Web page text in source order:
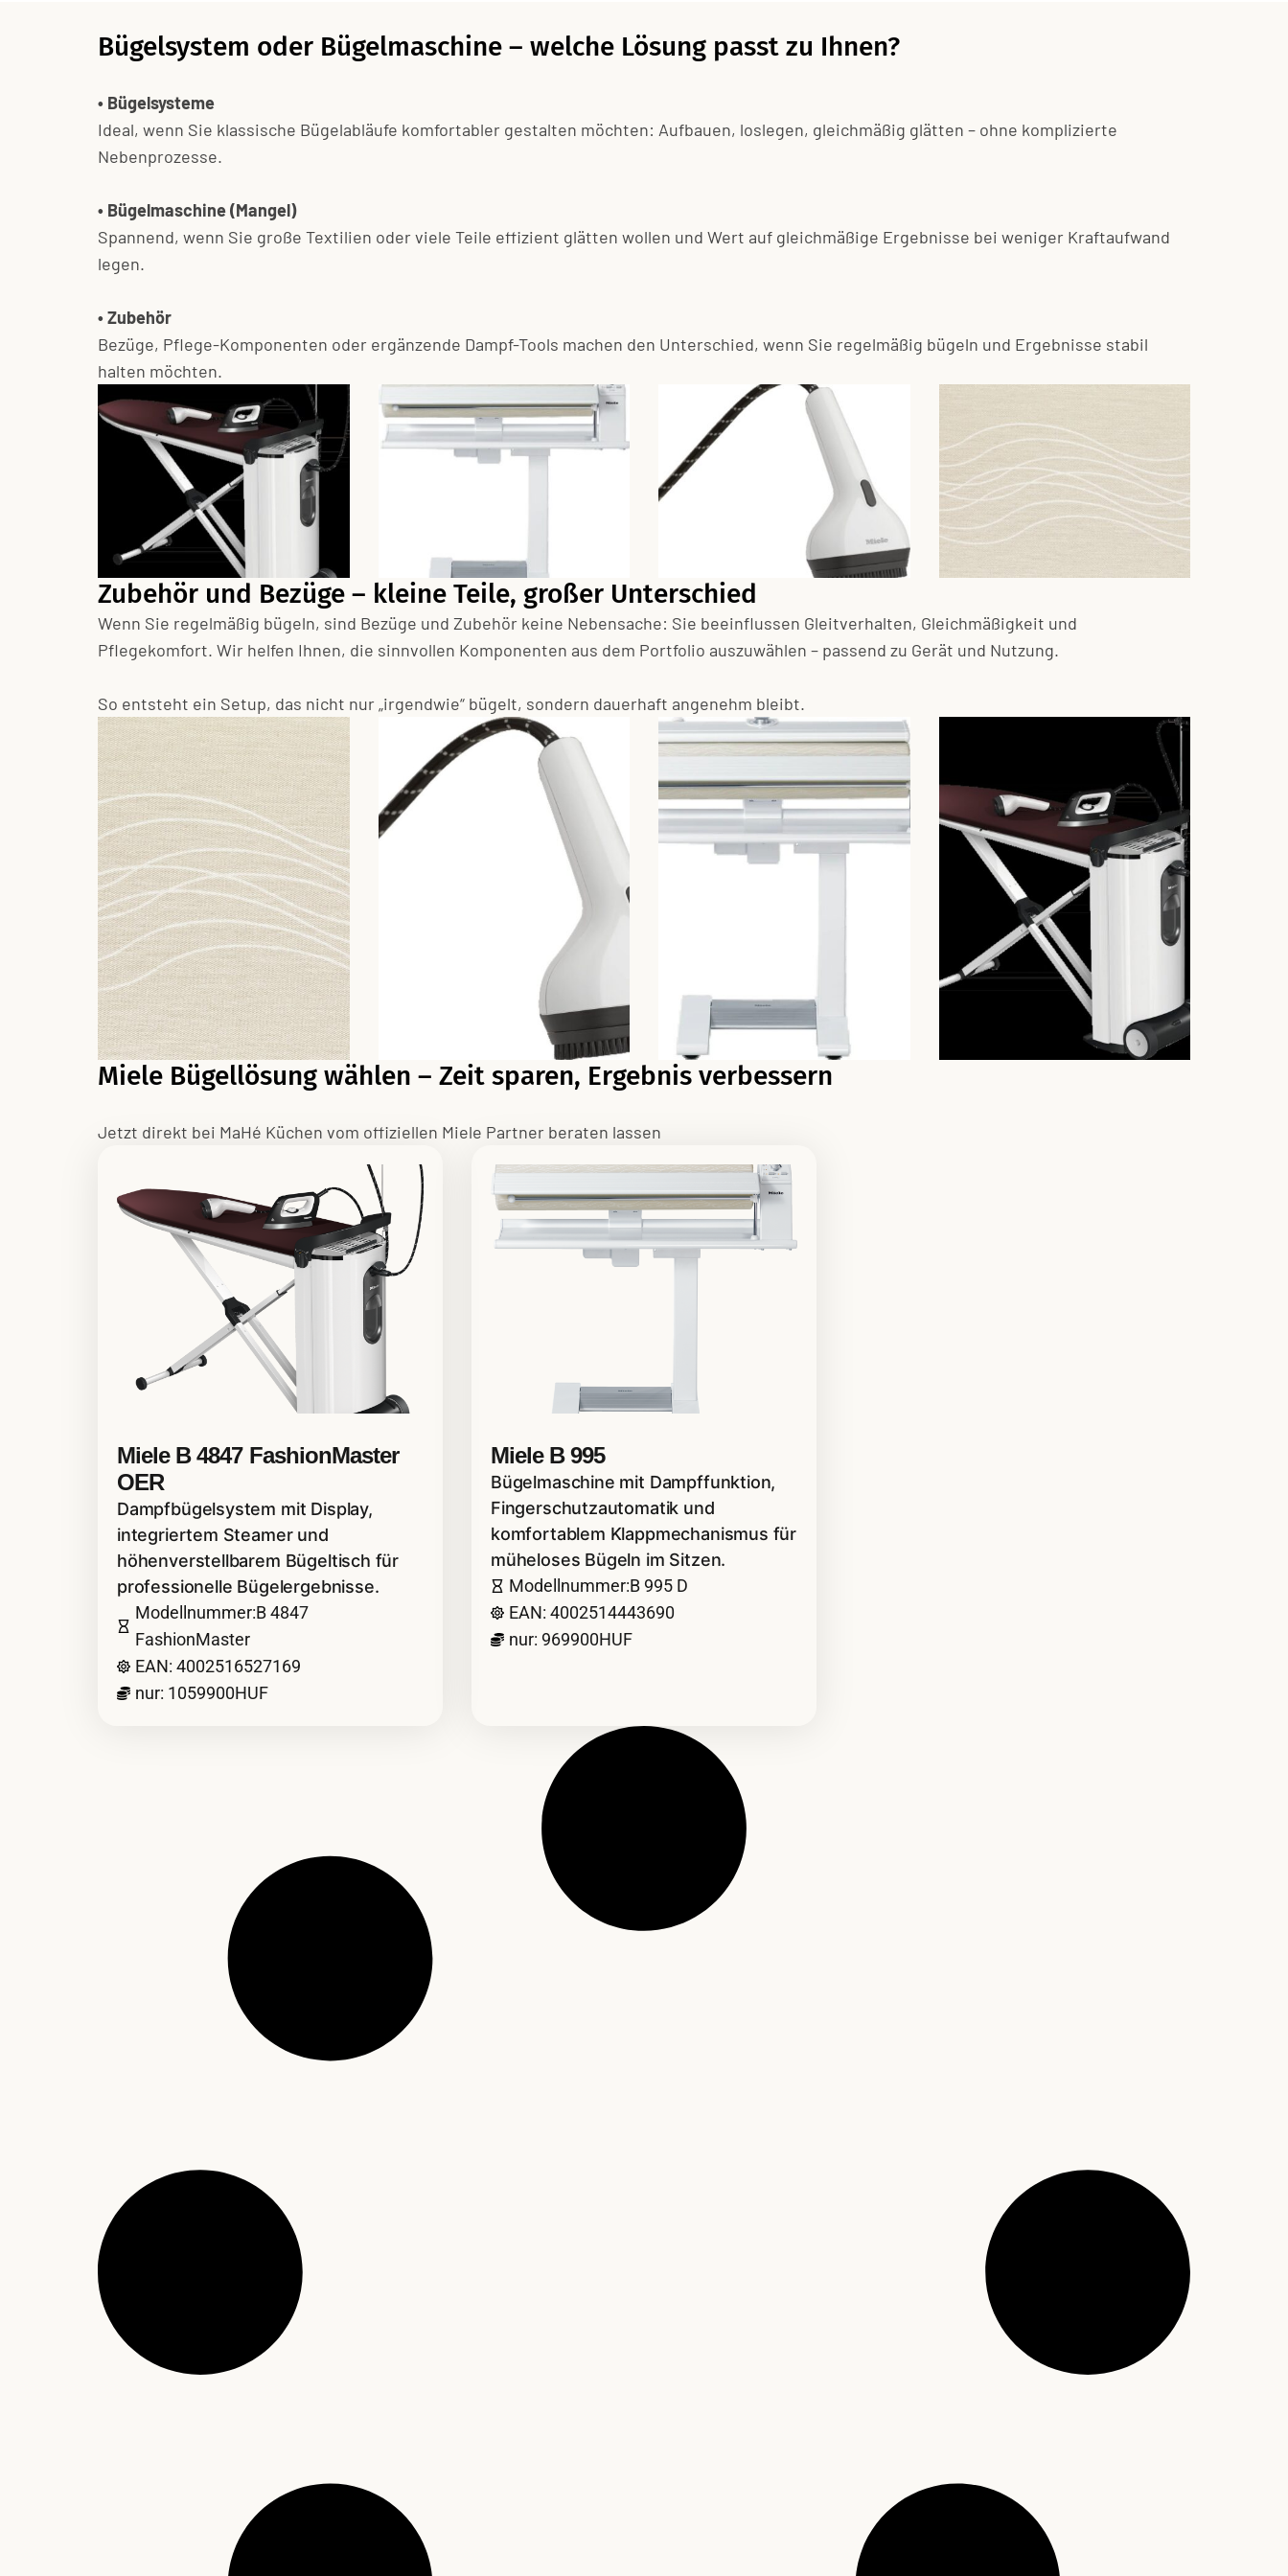
Bügelsystem oder Bügelmaschine – welche Lösung passt zu Ihnen?
• Bügelsysteme
Ideal, wenn Sie klassische Bügelabläufe komfortabler gestalten möchten: Aufbauen, loslegen, gleichmäßig glätten – ohne komplizierte
Nebenprozesse.
• Bügelmaschine (Mangel)
Spannend, wenn Sie große Textilien oder viele Teile effizient glätten wollen und Wert auf gleichmäßige Ergebnisse bei weniger Kraftaufwand
legen.
• Zubehör
Bezüge, Pflege-Komponenten oder ergänzende Dampf-Tools machen den Unterschied, wenn Sie regelmäßig bügeln und Ergebnisse stabil
halten möchten.
Zubehör und Bezüge – kleine Teile, großer Unterschied
Wenn Sie regelmäßig bügeln, sind Bezüge und Zubehör keine Nebensache: Sie beeinflussen Gleitverhalten, Gleichmäßigkeit und
Pflegekomfort. Wir helfen Ihnen, die sinnvollen Komponenten aus dem Portfolio auszuwählen – passend zu Gerät und Nutzung.
So entsteht ein Setup, das nicht nur „irgendwie“ bügelt, sondern dauerhaft angenehm bleibt.
Miele Bügellösung wählen – Zeit sparen, Ergebnis verbessern
Jetzt direkt bei MaHé Küchen vom offiziellen Miele Partner beraten lassen
Miele B 4847 FashionMaster
OER
Dampfbügelsystem mit Display,
integriertem Steamer und
höhenverstellbarem Bügeltisch für
professionelle Bügelergebnisse.
Modellnummer:B 4847
FashionMaster
EAN: 4002516527169
nur: 1059900HUF
Miele B 995
Bügelmaschine mit Dampffunktion,
Fingerschutzautomatik und
komfortablem Klappmechanismus für
müheloses Bügeln im Sitzen.
Modellnummer:B 995 D
EAN: 4002514443690
nur: 969900HUF